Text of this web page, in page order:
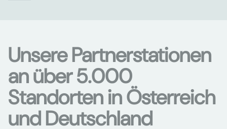
Unsere Partnerstationen
an über 5.000
Standorten in Österreich
und Deutschland